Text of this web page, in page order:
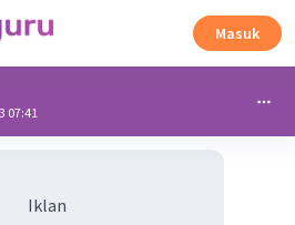
Masuk
07:41
Iklan